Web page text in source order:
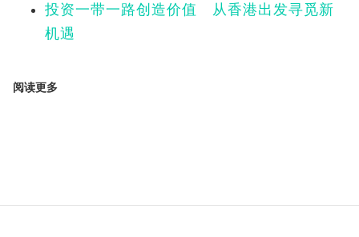
投资一带一路创造价值 从香港出发寻觅新
机遇
阅读更多